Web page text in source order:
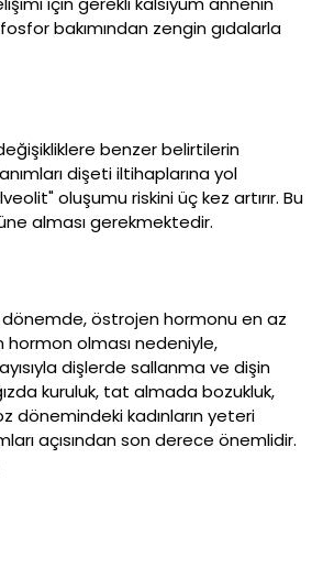
bakımından zengin gıdalarla
benzer belirtilerin
dişeti iltihaplarına yol
oluşumu riskini üç kez artırır. Bu
alması gerekmektedir.
östrojen hormonu en az
olması nedeniyle,
dişlerde sallanma ve dişin
kuruluk, tat almada bozukluk,
kadınların yeteri
açısından son derece önemlidir.